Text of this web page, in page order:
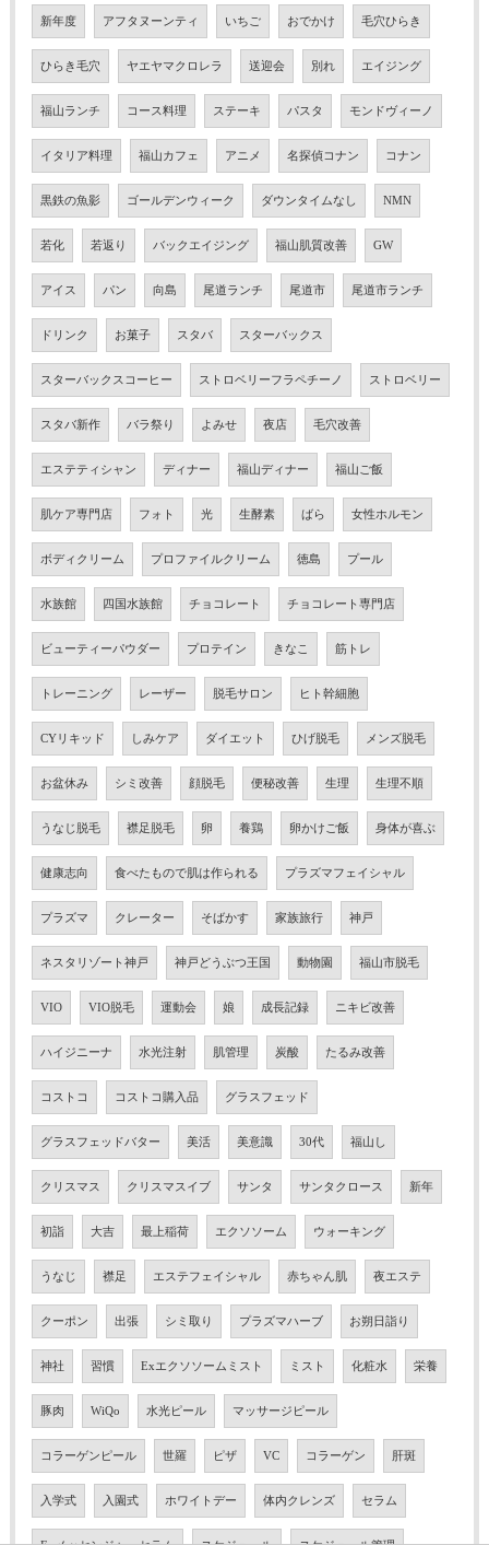
新年度 アフタヌーンティ いちご おでかけ 毛穴ひらき
ひらき毛穴 ヤエヤマクロレラ 送迎会 別れ エイジング
福山ランチ コース料理 ステーキ パスタ モンドヴィーノ
イタリア料理 福山カフェ アニメ 名探偵コナン コナン
黒鉄の魚影 ゴールデンウィーク ダウンタイムなし NMN
若化 若返り バックエイジング 福山肌質改善 GW
アイス パン 向島 尾道ランチ 尾道市 尾道市ランチ
ドリンク お菓子 スタバ スターバックス
スターバックスコーヒー ストロベリーフラペチーノ ストロベリー
スタバ新作 バラ祭り よみせ 夜店 毛穴改善
エステティシャン ディナー 福山ディナー 福山ご飯
肌ケア専門店 フォト 光 生酵素 ばら 女性ホルモン
ボディクリーム プロファイルクリーム 徳島 プール
水族館 四国水族館 チョコレート チョコレート専門店
ビューティーパウダー プロテイン きなこ 筋トレ
トレーニング レーザー 脱毛サロン ヒト幹細胞
CYリキッド しみケア ダイエット ひげ脱毛 メンズ脱毛
お盆休み シミ改善 顔脱毛 便秘改善 生理 生理不順
うなじ脱毛 襟足脱毛 卵 養鶏 卵かけご飯 身体が喜ぶ
健康志向 食べたもので肌は作られる プラズマフェイシャル
プラズマ クレーター そばかす 家族旅行 神戸
ネスタリゾート神戸 神戸どうぶつ王国 動物園 福山市脱毛
VIO VIO脱毛 運動会 娘 成長記録 ニキビ改善
ハイジニーナ 水光注射 肌管理 炭酸 たるみ改善
コストコ コストコ購入品 グラスフェッド
グラスフェッドバター 美活 美意識 30代 福山し
クリスマス クリスマスイブ サンタ サンタクロース 新年
初詣 大吉 最上稲荷 エクソソーム ウォーキング
うなじ 襟足 エステフェイシャル 赤ちゃん肌 夜エステ
クーポン 出張 シミ取り プラズマハーブ お朔日詣り
神社 習慣 Exエクソソームミスト ミスト 化粧水 栄養
豚肉 WiQo 水光ピール マッサージピール
コラーゲンピール 世羅 ピザ VC コラーゲン 肝斑
入学式 入園式 ホワイトデー 体内クレンズ セラム